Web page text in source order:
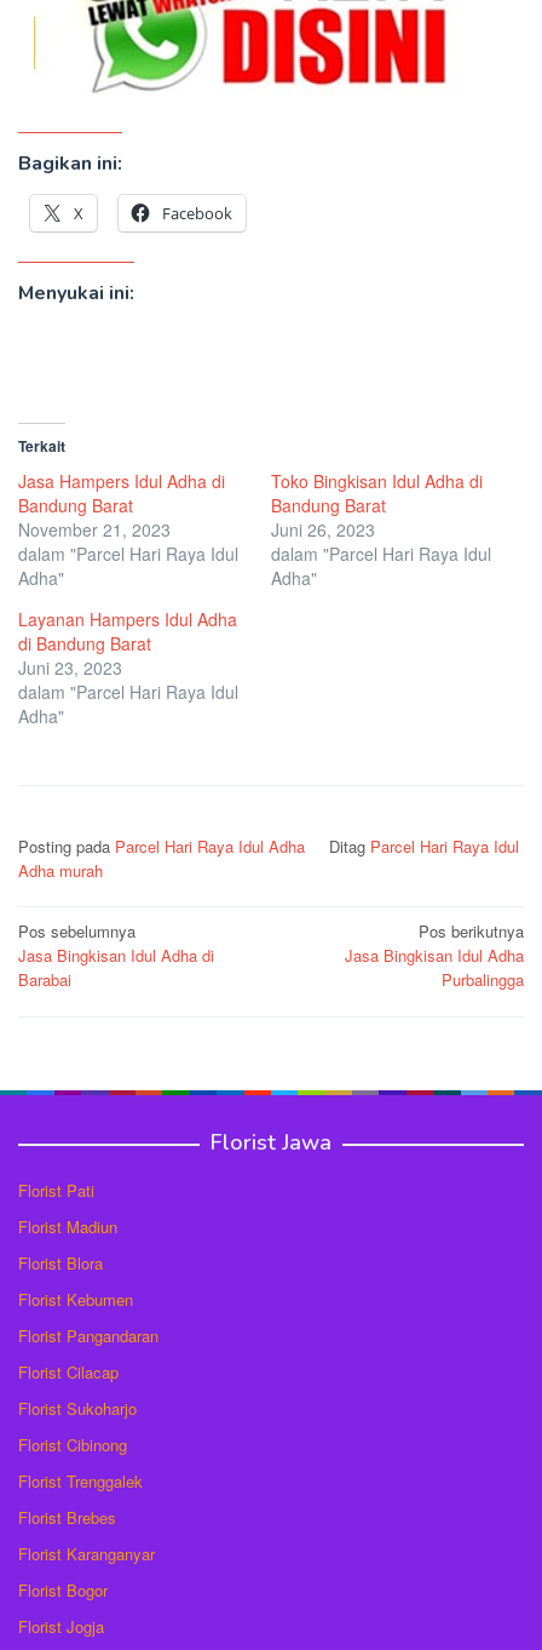
Bagikan ini:
X Facebook
Menyukai ini:
Terkait
Jasa Hampers Idul Adha di
Bandung Barat
November 21, 2023
dalam "Parcel Hari Raya Idul
Adha"
Toko Bingkisan Idul Adha di
Bandung Barat
Juni 26, 2023
dalam "Parcel Hari Raya Idul
Adha"
Layanan Hampers Idul Adha
di Bandung Barat
Juni 23, 2023
dalam "Parcel Hari Raya Idul
Adha"
Posting pada Parcel Hari Raya Idul Adha Ditag Parcel Hari Raya Idul
Adha murah
Navigasi
pos
Pos sebelumnya
Jasa Bingkisan Idul Adha di
Barabai
Pos berikutnya
Jasa Bingkisan Idul Adha
Purbalingga
Florist Jawa
Florist Pati
Florist Madiun
Florist Blora
Florist Kebumen
Florist Pangandaran
Florist Cilacap
Florist Sukoharjo
Florist Cibinong
Florist Trenggalek
Florist Brebes
Florist Karanganyar
Florist Bogor
Florist Jogja